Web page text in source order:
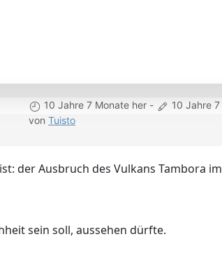
10 Jahre 7 Monate her - 10 Jahre
von Tuisto
der Ausbruch des Vulkans Tambora
sein soll, aussehen dürfte.